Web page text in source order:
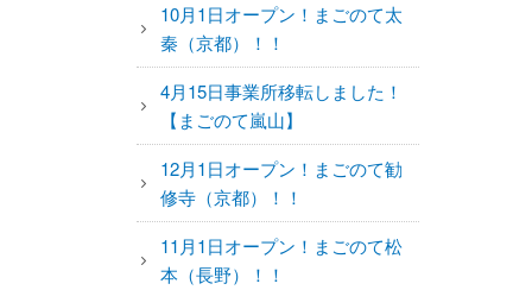
10月1日オープン！まごのて太
秦（京都）！！
4月15日事業所移転しました！
【まごのて嵐山】
12月1日オープン！まごのて勧
修寺（京都）！！
11月1日オープン！まごのて松
本（長野）！！